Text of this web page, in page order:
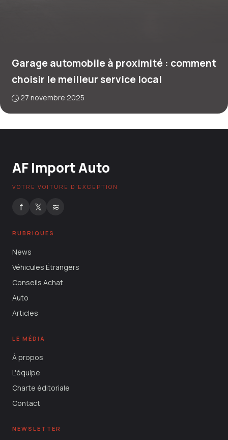
Garage automobile à proximité : comment
choisir le meilleur service local
27 novembre 2025
AF Import Auto
VOTRE VOITURE D'EXCEPTION
f 𝕏 ≋
RUBRIQUES
News
Véhicules Étrangers
Conseils Achat
Auto
Articles
LE MÉDIA
À propos
L'équipe
Charte éditoriale
Contact
NEWSLETTER